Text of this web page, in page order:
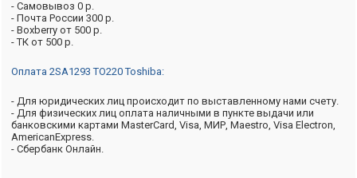
- Самовывоз 0 р.
- Почта России 300 р.
- Boxberry от 500 р.
- ТК от 500 р.
Оплата 2SA1293 TO220 Toshiba:
- Для юридических лиц происходит по выставленному нами счету.
- Для физических лиц оплата наличными в пункте выдачи или
банковскими картами MasterCard, Visa, МИР, Maestro, Visa Electron,
AmericanExpress.
- Сбербанк Онлайн.